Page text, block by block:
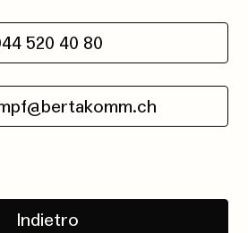
520 40 80
Indietro